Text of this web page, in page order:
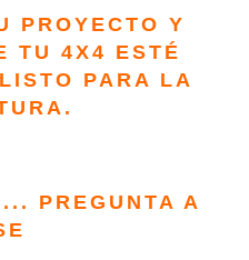
PROYECTO Y
TU 4X4 ESTÉ
PARA LA
PREGUNTA A